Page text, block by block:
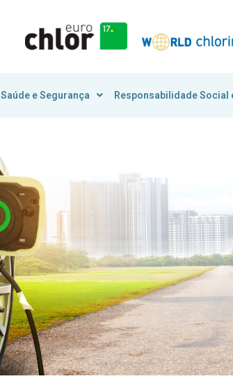
Saúde e Segurança Responsabilidade Social